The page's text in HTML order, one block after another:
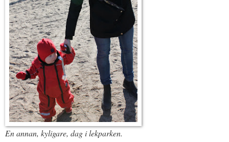
En annan, kyligare, dag i lekparken.